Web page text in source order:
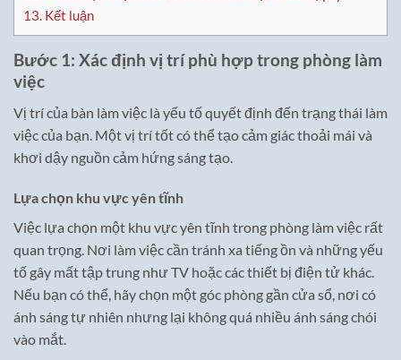
13. Kết luận
Bước 1: Xác định vị trí phù hợp trong phòng làm
việc
Vị trí của bàn làm việc là yếu tố quyết định đến trạng thái làm
việc của bạn. Một vị trí tốt có thể tạo cảm giác thoải mái và
khơi dậy nguồn cảm hứng sáng tạo.
Lựa chọn khu vực yên tĩnh
Việc lựa chọn một khu vực yên tĩnh trong phòng làm việc rất
quan trọng. Nơi làm việc cần tránh xa tiếng ồn và những yếu
tố gây mất tập trung như TV hoặc các thiết bị điện tử khác.
Nếu bạn có thể, hãy chọn một góc phòng gần cửa sổ, nơi có
ánh sáng tự nhiên nhưng lại không quá nhiều ánh sáng chói
vào mắt.